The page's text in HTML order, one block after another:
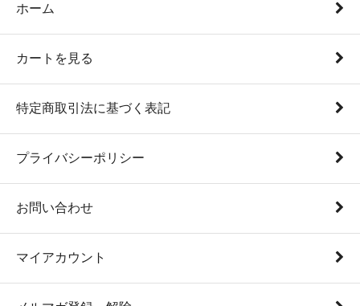
ホーム
カートを見る
特定商取引法に基づく表記
プライバシーポリシー
お問い合わせ
マイアカウント